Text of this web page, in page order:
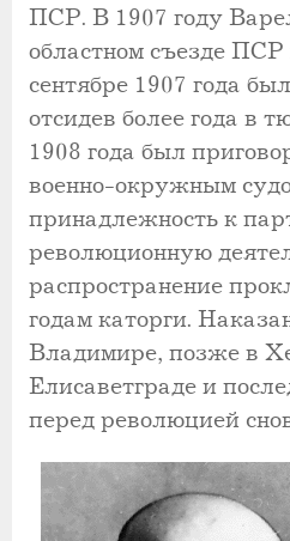
ПСР. В 1907 году
областном съезде ПСР
сентябре 1907 года
отсидев более года в
1908 года был
военно-окружным
принадлежность к
революционную
распространение
годам каторги.
Владимире, позже в
Елисаветграде и
перед революцией